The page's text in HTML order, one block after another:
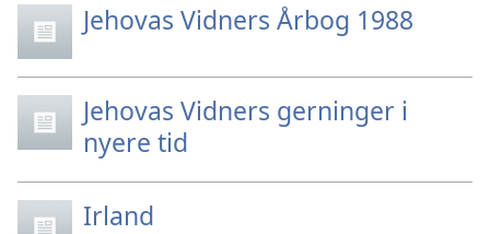
Jehovas Vidners Årbog 1988
Jehovas Vidners gerninger i
nyere tid
Irland